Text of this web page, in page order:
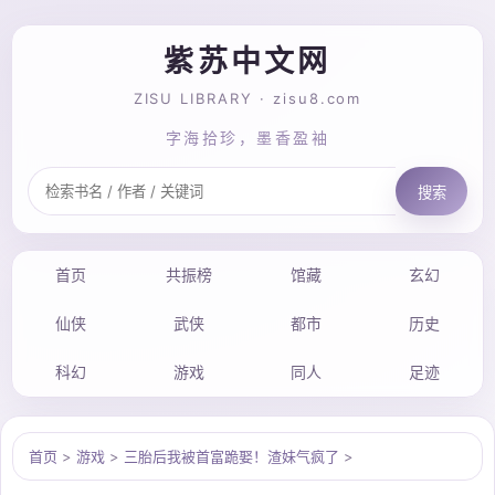
紫苏中文网
ZISU LIBRARY · zisu8.com
字海拾珍，墨香盈袖
搜索
首页 共振榜 馆藏 玄幻
仙侠 武侠 都市 历史
科幻 游戏 同人 足迹
首页 > 游戏 > 三胎后我被首富跪娶！渣妹气疯了 >